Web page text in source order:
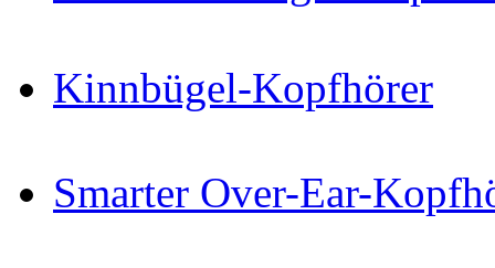
Kinnbügel-Kopfhörer
Smarter Over-Ear-